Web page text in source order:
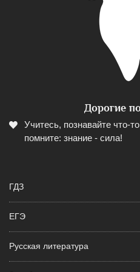
Дорогие
Учитесь, познавайте что-
помните: знание - сила!
ГДЗ
ЕГЭ
Русская литература